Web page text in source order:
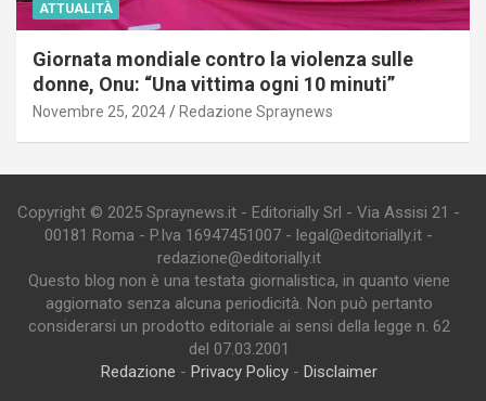
ATTUALITÀ
Giornata mondiale contro la violenza sulle
donne, Onu: “Una vittima ogni 10 minuti”
Novembre 25, 2024 Redazione Spraynews
Copyright © 2025 Spraynews.it - Editorially Srl - Via Assisi 21 -
00181 Roma - P.Iva 16947451007 - legal@editorially.it -
redazione@editorially.it
Questo blog non è una testata giornalistica, in quanto viene
aggiornato senza alcuna periodicità. Non può pertanto
considerarsi un prodotto editoriale ai sensi della legge n. 62
del 07.03.2001
Redazione - Privacy Policy- Disclaimer